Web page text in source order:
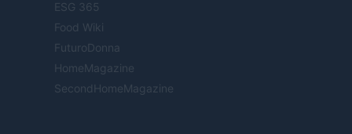
ESG 365
Food Wiki
FuturoDonna
HomeMagazine
SecondHomeMagazine